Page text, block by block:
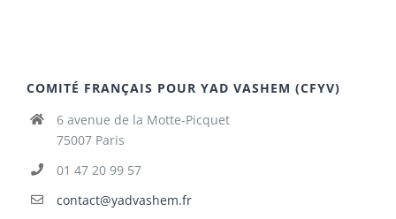
COMITÉ FRANÇAIS POUR YAD VASHEM (CFYV)
6 avenue de la Motte-Picquet
75007 Paris
01 47 20 99 57
contact@yadvashem.fr